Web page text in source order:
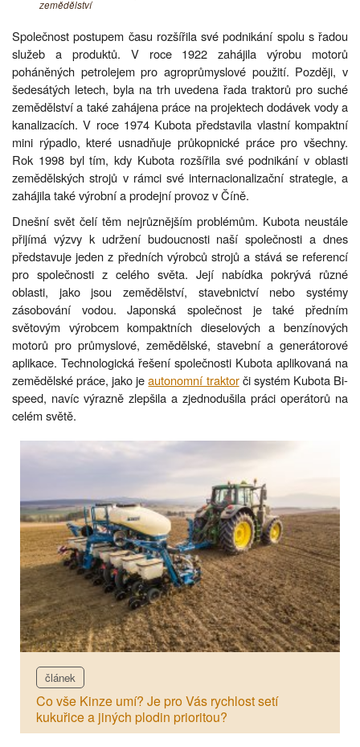
zemědělství
Společnost postupem času rozšířila své podnikání spolu s řadou
služeb a produktů. V roce 1922 zahájila výrobu motorů
poháněných petrolejem pro agroprůmyslové použití. Později, v
šedesátých letech, byla na trh uvedena řada traktorů pro suché
zemědělství a také zahájena práce na projektech dodávek vody a
kanalizacích. V roce 1974 Kubota představila vlastní kompaktní
mini rýpadlo, které usnadňuje průkopnické práce pro všechny.
Rok 1998 byl tím, kdy Kubota rozšířila své podnikání v oblasti
zemědělských strojů v rámci své internacionalizační strategie, a
zahájila také výrobní a prodejní provoz v Číně.
Dnešní svět čelí těm nejrůznějším problémům. Kubota neustále
přijímá výzvy k udržení budoucnosti naší společnosti a dnes
představuje jeden z předních výrobců strojů a stává se referencí
pro společnosti z celého světa. Její nabídka pokrývá různé
oblasti, jako jsou zemědělství, stavebnictví nebo systémy
zásobování vodou. Japonská společnost je také předním
světovým výrobcem kompaktních dieselových a benzínových
motorů pro průmyslové, zemědělské, stavební a generátorové
aplikace. Technologická řešení společnosti Kubota aplikovaná na
zemědělské práce, jako jeautonomní traktorči systém Kubota Bi-
speed, navíc výrazně zlepšila a zjednodušila práci operátorů na
celém světě.
článek
Co vše Kinze umí? Je pro Vás rychlost setí
kukuřice a jiných plodin prioritou?